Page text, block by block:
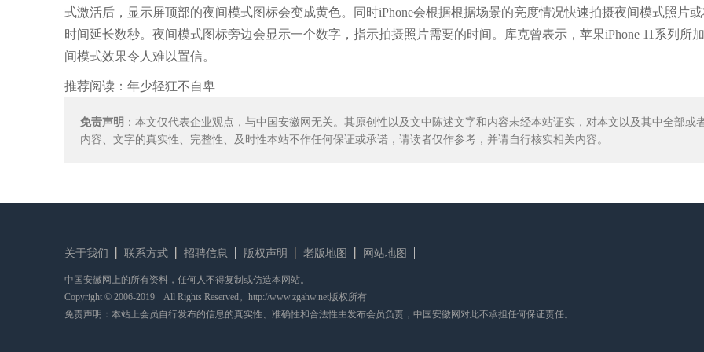
式激活后，显示屏顶部的夜间模式图标会变成黄色。同时iPhone会根据根据场景的亮度情况快速拍摄夜间模式照片
时间延长数秒。夜间模式图标旁边会显示一个数字，指示拍摄照片需要的时间。库克曾表示，苹果iPhone 11系列所
间模式效果令人难以置信。
推荐阅读： 年少轻狂不自卑
免责声明 ：本文仅代表企业观点，与中国安徽网无关。其原创性以及文中陈述文字和内容未经本站证实，对本文以及其中全部或
内容、文字的真实性、完整性、及时性本站不作任何保证或承诺，请读者仅作参考，并请自行核实相关内容。
关于我们 联系方式 招聘信息 版权声明 老版地图 网站地图
中国安徽网上的所有资料，任何人不得复制或仿造本网站。
Copyright © 2006-2019 All Rights Reserved。http://www.zgahw.net版权所有
免责声明：本站上会员自行发布的信息的真实性、准确性和合法性由发布会员负责，中国安徽网对此不承担任何保证责任。